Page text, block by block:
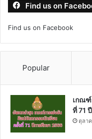
Find us on
Find us on Facebook
Popular
เกณฑ์
ที่ 71
ตุลา